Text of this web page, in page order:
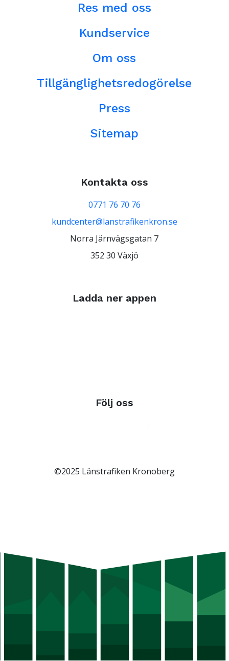
Res med oss
Kundservice
Om oss
Tillgänglighetsredogörelse
Press
Sitemap
Kontakta oss
0771 76 70 76
kundcenter@lanstrafikenkron.se
Norra Järnvägsgatan 7
352 30 Växjö
Ladda ner appen
Följ oss
©2025 Länstrafiken Kronoberg